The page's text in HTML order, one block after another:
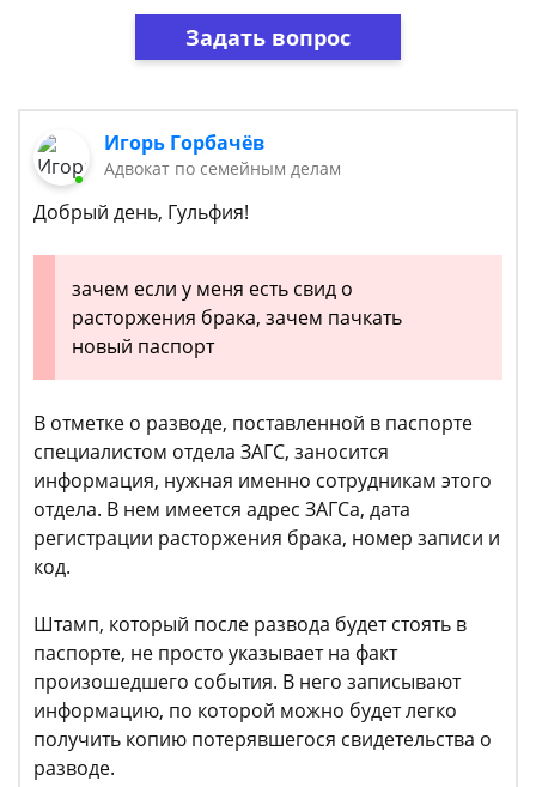
Задать вопрос
Игорь Горбачёв
Адвокат по семейным делам
Добрый день, Гульфия!
зачем если у меня есть свид о
расторжения брака, зачем пачкать
новый паспорт
В отметке о разводе, поставленной в паспорте
специалистом отдела ЗАГС, заносится
информация, нужная именно сотрудникам этого
отдела. В нем имеется адрес ЗАГСа, дата
регистрации расторжения брака, номер записи и
код.
Штамп, который после развода будет стоять в
паспорте, не просто указывает на факт
произошедшего события. В него записывают
информацию, по которой можно будет легко
получить копию потерявшегося свидетельства о
разводе.